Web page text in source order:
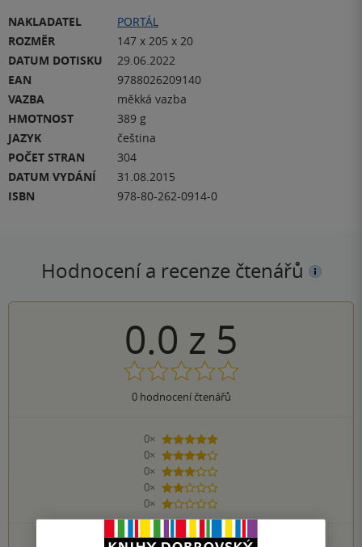
NAKLADATEL
PORTÁL
ROZMĚR
147 x 205 x 20
DATUM DOTISKU
29.06.2022
EAN
9788026209140
VAZBA
měkká vazba
HMOTNOST
389 g
JAZYK
čeština
POČET STRAN
304
DATUM VYDÁNÍ
31.08.2015
ISBN
978-80-262-0914-0
Hodnocení a recenze čtenářů
0.0 z 5
0hodnocení čtenářů
0×
5 hvězdiček
0×
4 hvězdičky
0×
3 hvězdičky
0×
2 hvězdičky
0×
1 hvezdička
PŘIDEJTE SVÉ HODNOCENÍ KNIHY